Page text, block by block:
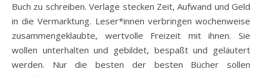
Buch zu schreiben. Verlage stecken Zeit, Aufwand und Geld
in die Vermarktung. Leser*innen verbringen wochenweise
zusammengeklaubte, wertvolle Freizeit mit ihnen. Sie
wollen unterhalten und gebildet, bespaßt und geläutert
werden. Nur die besten der besten Bücher sollen